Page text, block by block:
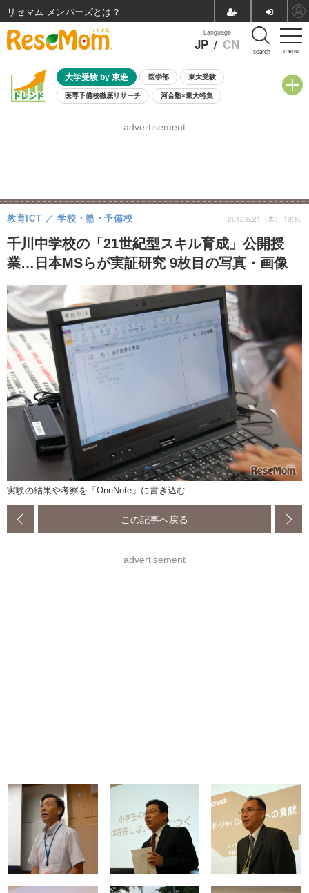
menu
Language
JP / CN search
大学受験 by 東進 医学部 東大受験
医専予備校徹底リサーチ 河合塾×東大特集
8月開催学校説明会・相談会
advertisement
千川中学校の「21世紀型スキル育成」公開授
業…日本MSらが実証研究 9枚目の写真・画像
教育ICT 学校・塾・予備校 2012.6.21（木） 19:10
実験の結果や考察を「OneNote」に書き込む
この記事へ戻る
advertisement
リセマム メンバーズ